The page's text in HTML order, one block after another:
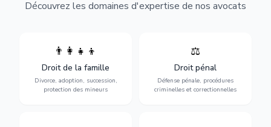
Découvrez les domaines d'expertise de nos avocats
👨‍👩‍👧‍👦
Droit de la famille
Divorce, adoption, succession,
protection des mineurs
Divorce, garde d'enfants,
adoption, succession et
protection des personnes
vulnérables.
⚖️
Droit pénal
Défense pénale, procédures
criminelles et correctionnelles
Expertise en matière pénale,
vue jusqu'au procès, pour
toute affaire correctionnelle
ou criminelle.